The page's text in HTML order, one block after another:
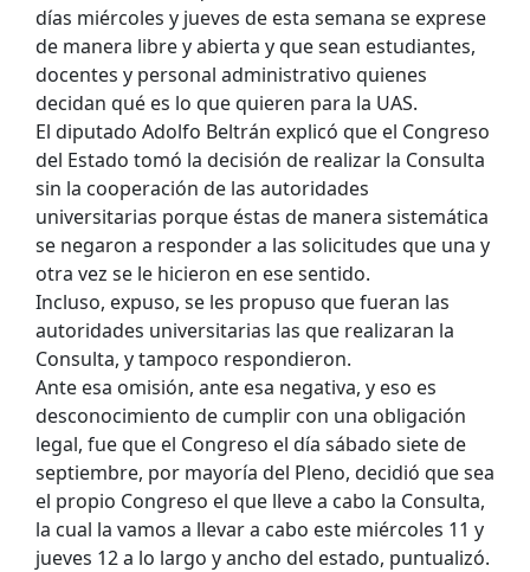
días miércoles y jueves de esta semana se exprese
de manera libre y abierta y que sean estudiantes,
docentes y personal administrativo quienes
decidan qué es lo que quieren para la UAS.
El diputado Adolfo Beltrán explicó que el Congreso
del Estado tomó la decisión de realizar la Consulta
sin la cooperación de las autoridades
universitarias porque éstas de manera sistemática
se negaron a responder a las solicitudes que una y
otra vez se le hicieron en ese sentido.
Incluso, expuso, se les propuso que fueran las
autoridades universitarias las que realizaran la
Consulta, y tampoco respondieron.
Ante esa omisión, ante esa negativa, y eso es
desconocimiento de cumplir con una obligación
legal, fue que el Congreso el día sábado siete de
septiembre, por mayoría del Pleno, decidió que sea
el propio Congreso el que lleve a cabo la Consulta,
la cual la vamos a llevar a cabo este miércoles 11 y
jueves 12 a lo largo y ancho del estado, puntualizó.